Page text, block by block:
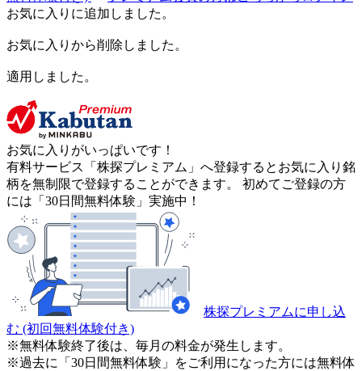
お気に入りに追加しました。
お気に入りから削除しました。
適用しました。
お気に入りがいっぱいです！
有料サービス「株探プレミアム」へ登録するとお気に入り銘
柄を無制限で登録することができます。 初めてご登録の方
には「30日間無料体験」実施中！
株探プレミアムに申し込
む (初回無料体験付き)
※無料体験終了後は、毎月の料金が発生します。
※過去に「30日間無料体験」をご利用になった方には無料体